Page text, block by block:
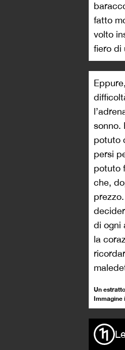
fatto
volto
fiero di
sonno.
potuto
persi
potuto
che,
di ogni
la
Un
Immagine